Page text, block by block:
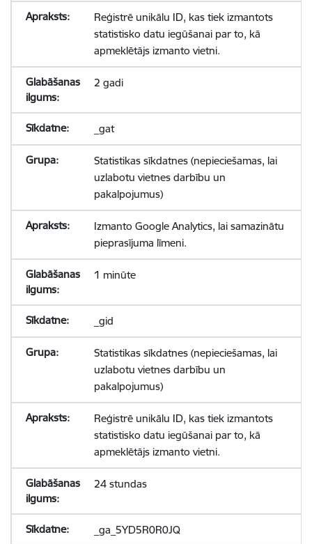
Reģistrē unikālu ID, kas tiek izmantots
statistisko datu iegūšanai par to, kā
apmeklētājs izmanto vietni.
2 gadi
_gat
Statistikas sīkdatnes (nepieciešamas, lai
uzlabotu vietnes darbību un
pakalpojumus)
Izmanto Google Analytics, lai samazinātu
pieprasījuma līmeni.
1 minūte
_gid
Statistikas sīkdatnes (nepieciešamas, lai
uzlabotu vietnes darbību un
pakalpojumus)
Reģistrē unikālu ID, kas tiek izmantots
statistisko datu iegūšanai par to, kā
apmeklētājs izmanto vietni.
24 stundas
_ga_5YD5R0R0JQ